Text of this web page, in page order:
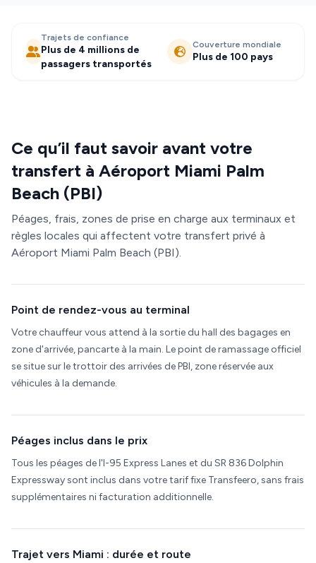
Trajets de confiance
Plus de 4 millions de
passagers transportés
Couverture mondiale
Plus de 100 pays
Ce qu’il faut savoir avant votre
transfert à Aéroport Miami Palm
Beach (PBI)
Péages, frais, zones de prise en charge aux terminaux et
règles locales qui affectent votre transfert privé à
Aéroport Miami Palm Beach (PBI).
Point de rendez-vous au terminal
Votre chauffeur vous attend à la sortie du hall des bagages en
zone d'arrivée, pancarte à la main. Le point de ramassage officiel
se situe sur le trottoir des arrivées de PBI, zone réservée aux
véhicules à la demande.
Péages inclus dans le prix
Tous les péages de l'I-95 Express Lanes et du SR 836 Dolphin
Expressway sont inclus dans votre tarif fixe Transfeero, sans frais
supplémentaires ni facturation additionnelle.
Trajet vers Miami : durée et route